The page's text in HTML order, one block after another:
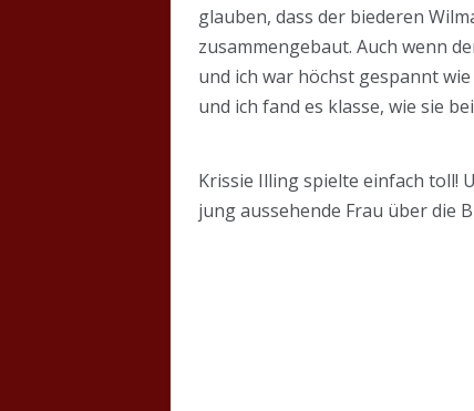
glauben, dass der biederen
zusammengebaut. Auch wenn
und ich war höchst gespannt
und ich fand es klasse, wie sie
Krissie Illing spielte einfach toll!
jung aussehende Frau über die